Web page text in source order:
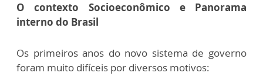
O contexto Socioeconômico e Panorama
interno do Brasil
Os primeiros anos do novo sistema de governo
foram muito difíceis por diversos motivos: